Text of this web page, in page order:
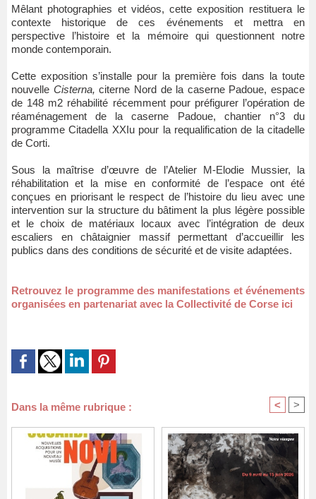
Mêlant photographies et vidéos, cette exposition restituera le
contexte historique de ces événements et mettra en
perspective l’histoire et la mémoire qui questionnent notre
monde contemporain.
Cette exposition s’installe pour la première fois dans la toute
nouvelle Cisterna, citerne Nord de la caserne Padoue, espace
de 148 m2 réhabilité récemment pour préfigurer l’opération de
réaménagement de la caserne Padoue, chantier n°3 du
programme Citadella XXIu pour la requalification de la citadelle
de Corti.
Sous la maîtrise d’œuvre de l’Atelier M-Elodie Mussier, la
réhabilitation et la mise en conformité de l’espace ont été
conçues en priorisant le respect de l’histoire du lieu avec une
intervention sur la structure du bâtiment la plus légère possible
et le choix de matériaux locaux avec l’intégration de deux
escaliers en châtaignier massif permettant d’accueillir les
publics dans des conditions de sécurité et de visite adaptées.
Retrouvez le programme des manifestations et événements
organisées en partenariat avec la Collectivité de Corse ici
Dans la même rubrique : < >